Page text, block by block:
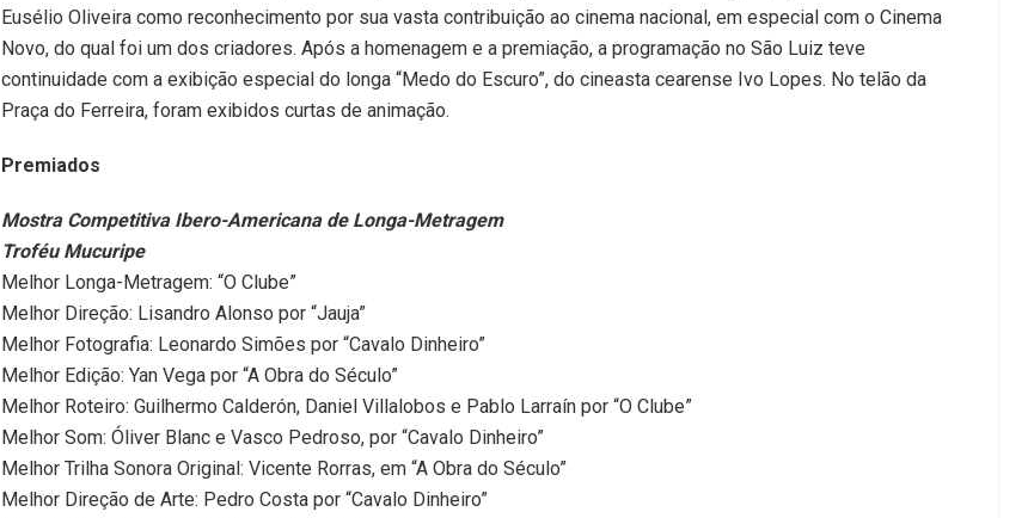
Eusélio Oliveira como reconhecimento por sua vasta contribuição ao cinema nacional, em especial com o Cinema
Novo, do qual foi um dos criadores. Após a homenagem e a premiação, a programação no São Luiz teve
continuidade com a exibição especial do longa “Medo do Escuro”, do cineasta cearense Ivo Lopes. No telão da
Praça do Ferreira, foram exibidos curtas de animação.
Premiados
Mostra Competitiva Ibero-Americana de Longa-Metragem
Troféu Mucuripe
Melhor Longa-Metragem: “O Clube”
Melhor Direção: Lisandro Alonso por “Jauja”
Melhor Fotografia: Leonardo Simões por “Cavalo Dinheiro”
Melhor Edição: Yan Vega por “A Obra do Século”
Melhor Roteiro: Guilhermo Calderón, Daniel Villalobos e Pablo Larraín por “O Clube”
Melhor Som: Óliver Blanc e Vasco Pedroso, por “Cavalo Dinheiro”
Melhor Trilha Sonora Original: Vicente Rorras, em “A Obra do Século”
Melhor Direção de Arte: Pedro Costa por “Cavalo Dinheiro”